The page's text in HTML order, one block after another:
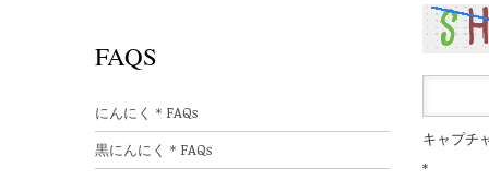
キャプチ
*
FAQS
にんにく＊FAQs
黒にんにく＊FAQs